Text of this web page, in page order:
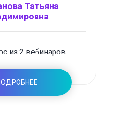
Татьяна
из 2 вебинаров